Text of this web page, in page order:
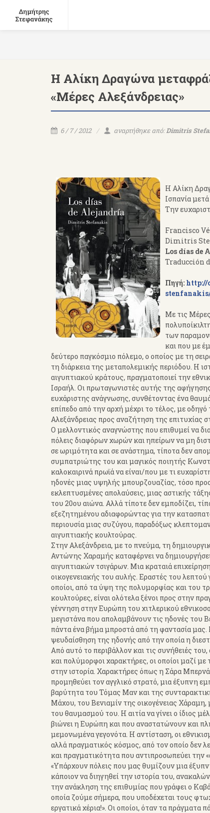
Η Αλίκη Δραγώνα
«Μέρες Αλεξάνδρειας»
6 / 7 / 2012 αναρτήθηκε από:Dimitris
Η Αλίκη
Ισπανία
Την
Francisco
Dimitris
Los días de
Traducción
Πηγή:
Με τις
των
και που με
δεύτερο παγκόσμιο πόλεμο, ο οποίος με τη
τη διάρκεια της μεταπολεμικής περιόδου. Η
αιγυπτιακού κράτους, πραγματοποιεί την
Ισραήλ. Οι πρωταγωνιστές αυτής της
ευχάριστης ανάγνωσης, συνθέτοντας ένα
επίπεδο από την αρχή μέχρι το τέλος, με
Αλεξάνδρειας προς αναζήτηση της επιτυχίας
Ο μελλοντικός αναγνώστης που επιθυμεί να
πόλεις διαφόρων χωρών και ηπείρων να μη
σε ωριμότητα και σε ανάστημα, τίποτα δεν
συμπατριώτης του και μαγικός ποιητής
καλοκαιρινά πρωϊά να είναι/που με τι
ηδονές μιας υψηλής μπουρζουαζίας, τόσο
εκλεπτυσμένες απολαύσεις, μιας αστικής
του 20ου αιώνα. Αλλά τίποτε δεν εμποδίζει,
εξεζητημένου αδιαφορώντας για την
περιουσία μιας συζύγου, παραδόξως
αιγυπτιακής κουλτούρας.
Στην Αλεξάνδρεια, με το πνεύμα, τη
Αντώνης Χαραμής καταφέρνει να
αιγυπτιακών τσιγάρων. Μια κραταιά
οικογενειακής του αυλής. Εραστές του
οποίοι, από τα ύψη της πολυμορφίας και του
κουλτούρες, είναι ολότελα ξένοι προς στην
γέννηση στην Ευρώπη του χιτλερικού
μεγιστάνα που απολαμβάνουν τις ηδονές του
πάντα ένα βήμα μπροστά από τη φαντασία μας.
ψευδαίσθηση της ηδονής από την οποία η
Από αυτό το περιβάλλον και τις συνήθειές
και πολύμορφοι χαρακτήρες, οι οποίοι μαζί
στην ιστορία. Χαρακτήρες όπως η Σάρα
προμηθεύει τον αγγλικό στρατό, μια έξυπνη
βαρύτητα του Τόμας Μαν και της
Μάχου, του Βενιαμίν της οικογένειας Χάραμη,
του θαυμασμού του. Η αιτία να γίνει ο ίδιος
βιώνει η Ευρώπη και που αναστατώνουν και
μεμονωμένα γεγονότα. Η αντίσταση, οι
αλλά πραγματικός κόσμος, από τον οποίο δεν
και πραγματικότητα που αντιπροσωπεύει την
«Υπάρχουν πόλεις που μας θυμίζουν μια
κάποιον να διηγηθεί την ιστορία του,
την ανάκληση της επιθυμίας που γράφει ο
οποία ζούμε σήμερα, που υποδέχεται τους
εργατικά χέρια!». Οι οποίοι, όταν τα
Εκδόσεις
Δ.Στεφανάκης
Ιππότης Γραμμάτων
του Γαλλικού